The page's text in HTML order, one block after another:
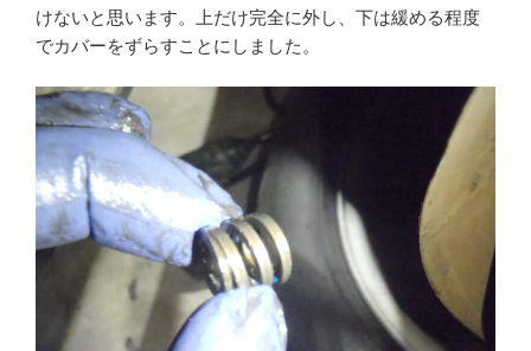
けないと思います。上だけ完全に外し、下は緩める程度
でカバーをずらすことにしました。